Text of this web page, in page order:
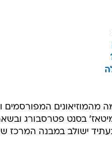
המפורסמים
בסנט פטרסבורג
ישולב במבנה המרכז